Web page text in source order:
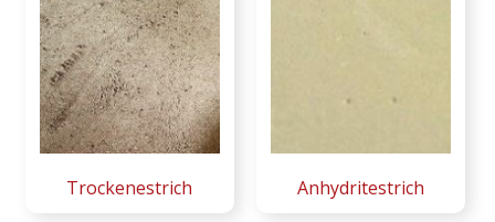
Trockenestrich Anhydritestrich